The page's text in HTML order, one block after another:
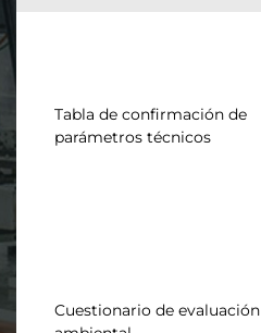
Tabla de confirmación de
parámetros técnicos
Cuestionario de evaluación